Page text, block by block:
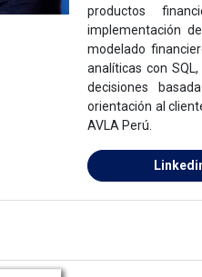
productos
implementación
modelado
analíticas con
decisiones
orientación al
AVLA Perú.